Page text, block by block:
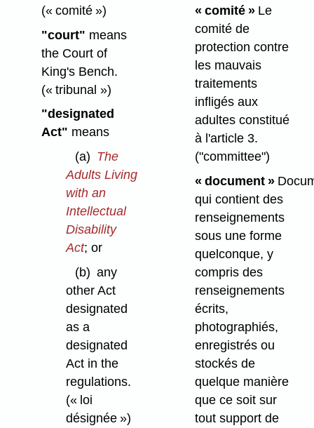
(« comité »)
"court" means
the Court of
King's Bench.
(« tribunal »)
"designated
Act" means
(a) The
Adults Living
with an
Intellectual
Disability
Act; or
(b) any
other Act
designated
as a
designated
Act in the
regulations.
(« loi
désignée »)
« comité »Le
comité de
protection contre
les mauvais
traitements
infligés aux
adultes constitué
à l'article 3.
("committee")
« document »
qui contient des
renseignements
sous une forme
quelconque, y
compris des
renseignements
écrits,
photographiés,
enregistrés ou
stockés de
quelque manière
que ce soit sur
tout support de